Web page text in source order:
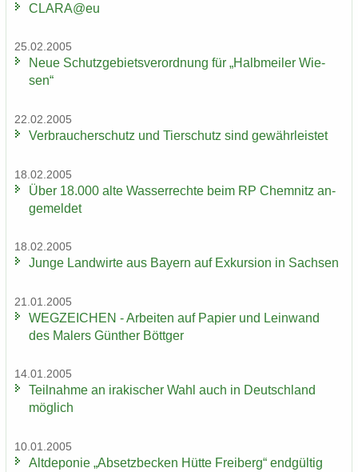
CLARA@eu
25.02.2005
Neue Schutz­ge­biets­ver­ord­nung für „Halb­mei­ler Wie­
sen“
22.02.2005
Ver­brau­cher­schutz und Tier­schutz sind ge­währ­leis­tet
18.02.2005
Über 18.000 alte Was­ser­rech­te beim RP Chem­nitz an­
ge­mel­det
18.02.2005
Junge Land­wir­te aus Bay­ern auf Ex­kur­si­on in Sach­sen
21.01.2005
WEG­ZEI­CHEN - Ar­bei­ten auf Pa­pier und Lein­wand
des Ma­lers Gün­ther Bött­ger
14.01.2005
Teil­nah­me an ira­ki­scher Wahl auch in Deutsch­land
mög­lich
10.01.2005
Alt­de­po­nie „Ab­setz­be­cken Hütte Frei­berg“ end­gül­tig